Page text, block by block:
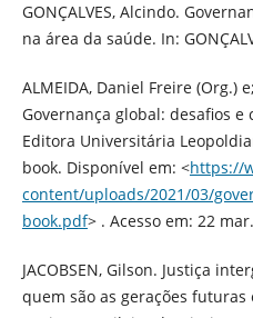
GONÇALVES, Alcindo.
na área da saúde. In:
ALMEIDA, Daniel Freire (Org.)
Governança global: desafios e
Editora Universitária
book. Disponível em: <https://
content/uploads/2021/03/
book.pdf> . Acesso em: 22
JACOBSEN, Gilson. Justiça
quem são as gerações